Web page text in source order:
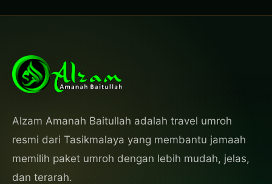
Alzam Amanah Baitullah adalah travel umroh
resmi dari Tasikmalaya yang membantu jamaah
memilih paket umroh dengan lebih mudah, jelas,
dan terarah.